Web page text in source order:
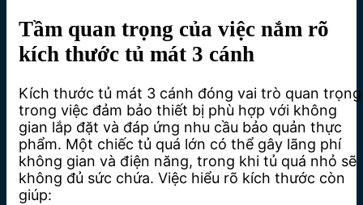
Tầm quan trọng của việc nắm rõ
kích thước tủ mát 3 cánh
Kích thước tủ mát 3 cánh đóng vai trò quan trọng
trong việc đảm bảo thiết bị phù hợp với không
gian lắp đặt và đáp ứng nhu cầu bảo quản thực
phẩm. Một chiếc tủ quá lớn có thể gây lãng phí
không gian và điện năng, trong khi tủ quá nhỏ sẽ
không đủ sức chứa. Việc hiểu rõ kích thước còn
giúp: